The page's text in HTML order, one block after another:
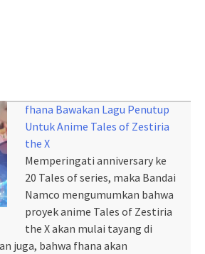
fhana Bawakan Lagu Penutup
Untuk Anime Tales of Zestiria
the X
Memperingati anniversary ke
20 Tales of series, maka Bandai
Namco mengumumkan bahwa
proyek anime Tales of Zestiria
the X akan mulai tayang di
juga, bahwa fhana akan